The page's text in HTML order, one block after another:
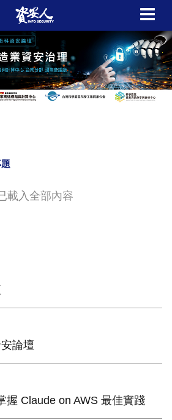
載入全部內容
論壇
握 Claude on AWS 最佳實踐